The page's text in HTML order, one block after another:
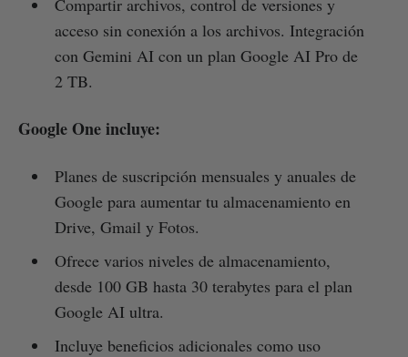
Compartir archivos, control de versiones y
acceso sin conexión a los archivos. Integración
con Gemini AI con un plan Google AI Pro de
2 TB.
Google One incluye:
Planes de suscripción mensuales y anuales de
Google para aumentar tu almacenamiento en
Drive, Gmail y Fotos.
Ofrece varios niveles de almacenamiento,
desde 100 GB hasta 30 terabytes para el plan
Google AI ultra.
Incluye beneficios adicionales como uso